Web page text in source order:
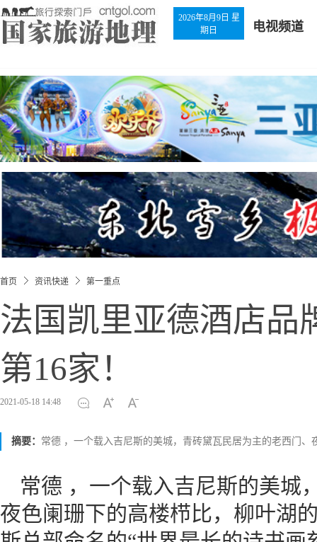
2026年8月9日 星
期日
电视频道
首页 资讯快递 第一重点
法国凯里亚德酒店品
第16家！
2021-05-18 14:48
摘要： 常德 ，一个载入吉尼斯的美城，青砖黛瓦民居为主的老西门
常德 ，一个载入吉尼斯的美城
夜色阑珊下的高楼栉比，柳叶湖